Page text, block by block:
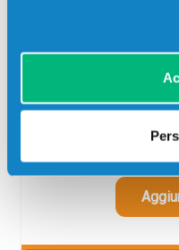
Kit di Ricarica KITCN-